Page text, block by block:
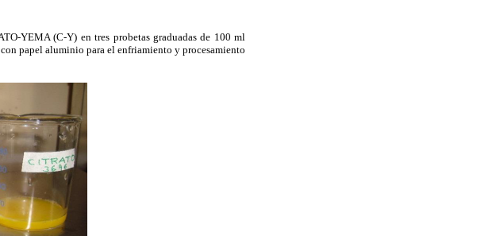
YEMA (C-Y) en tres probetas graduadas de 100 ml
papel aluminio para el enfriamiento y procesamiento